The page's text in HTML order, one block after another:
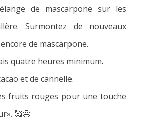
de mascarpone sur les
Surmontez de nouveaux
de mascarpone.
quatre heures minimum.
et de cannelle.
fruits rouges pour une touche
🥰😉